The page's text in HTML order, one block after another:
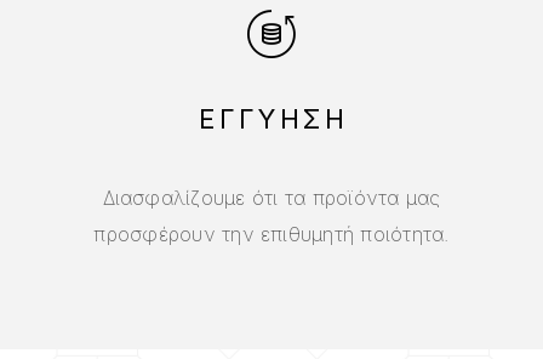
ΕΓΓΥΗΣΗ
Διασφαλίζουμε ότι τα προϊόντα μας
προσφέρουν την επιθυμητή ποιότητα.